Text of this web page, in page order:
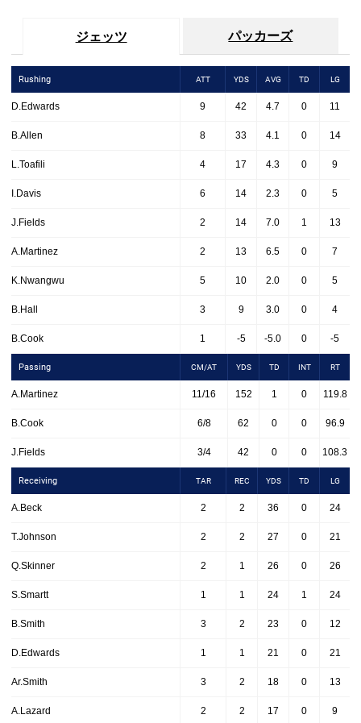
ジェッツ パッカーズ
Rushing ATT YDS AVG TD LG
D.Edwards 9 42 4.7 0 11
B.Allen 8 33 4.1 0 14
L.Toafili 4 17 4.3 0 9
I.Davis 6 14 2.3 0 5
J.Fields 2 14 7.0 1 13
A.Martinez 2 13 6.5 0 7
K.Nwangwu 5 10 2.0 0 5
B.Hall 3 9 3.0 0 4
B.Cook 1 -5 -5.0 0 -5
Passing CM/AT YDS TD INT RT
A.Martinez 11/16 152 1 0 119.8
B.Cook 6/8 62 0 0 96.9
J.Fields 3/4 42 0 0 108.3
Receiving TAR REC YDS TD LG
A.Beck 2 2 36 0 24
T.Johnson 2 2 27 0 21
Q.Skinner 2 1 26 0 26
S.Smartt 1 1 24 1 24
B.Smith 3 2 23 0 12
D.Edwards 1 1 21 0 21
Ar.Smith 3 2 18 0 13
A.Lazard 2 2 17 0 9